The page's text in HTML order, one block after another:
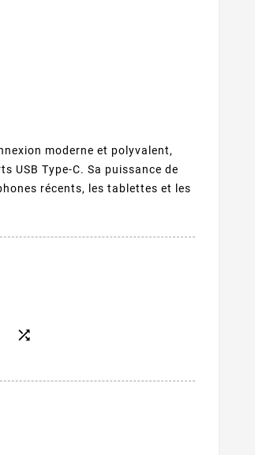
moderne et polyvalent,
USB Type-C. Sa puissance de
récents, les tablettes et les
